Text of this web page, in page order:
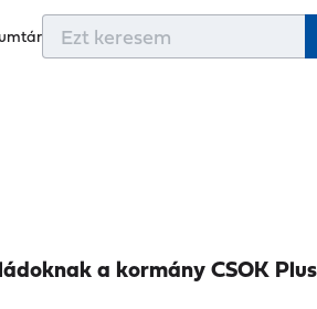
a kormány CSOK